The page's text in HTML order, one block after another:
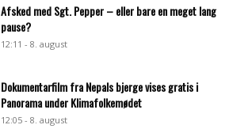
Afsked med Sgt. Pepper – eller bare en meget lang
pause?
12:11 - 8. august
Dokumentarfilm fra Nepals bjerge vises gratis i
Panorama under Klimafolkemødet
12:05 - 8. august